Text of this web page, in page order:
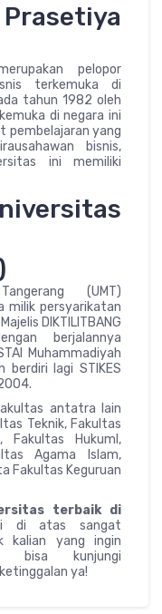
pelopor
terkemuka di
tahun 1982 oleh
di negara ini
pembelajaran yang
bisnis,
ini memiliki
(UMT)
milik persyarikatan
DIKTILITBANG
berjalannya
Muhammadiyah
berdiri lagi STIKES
antatra lain
Teknik, Fakultas
Fakultas Hukuml,
Agama Islam,
Fakultas Keguruan
terbaik di
di atas sangat
kalian yang ingin
bisa kunjungi
ya!